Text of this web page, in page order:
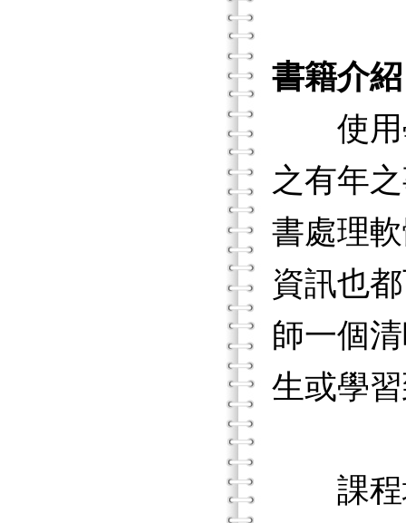
書籍介紹
使用學
之有年
書處理
資訊也
師一個
生或學
課程地